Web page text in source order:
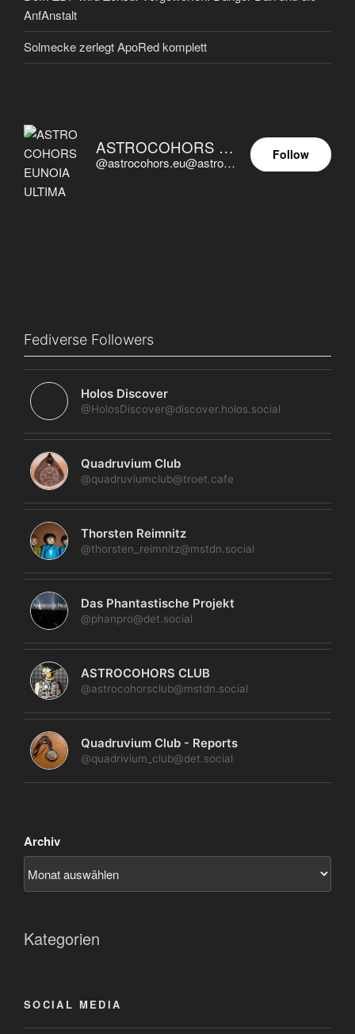
AnfAnstalt
Solmecke zerlegt ApoRed komplett
ASTROCOHORS EUNOIA ULTIMA
@astrocohors.eu@astrocohors.eu
Follow
Fediverse Followers
Holos Discover
@HolosDiscover@discover.holos.social
Quadruvium Club
@quadruviumclub@troet.cafe
Thorsten Reimnitz
@thorsten_reimnitz@mstdn.social
Das Phantastische Projekt
@phanpro@det.social
ASTROCOHORS CLUB
@astrocohorsclub@mstdn.social
Quadruvium Club - Reports
@quadrivium_club@det.social
Archiv
Kategorien
SOCIAL MEDIA